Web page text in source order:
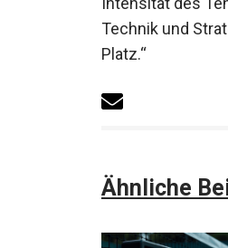
Lara ist eine
Intensität des
Platz.“
Ähnliche